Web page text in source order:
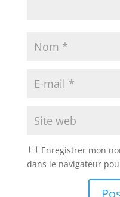
Enregistrer mon
dans le navigateur